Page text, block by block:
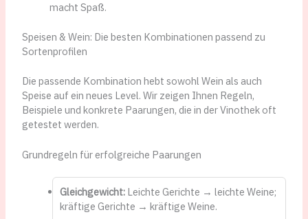
macht Spaß.
Speisen & Wein: Die besten Kombinationen passend zu
Sortenprofilen
Die passende Kombination hebt sowohl Wein als auch
Speise auf ein neues Level. Wir zeigen Ihnen Regeln,
Beispiele und konkrete Paarungen, die in der Vinothek oft
getestet werden.
Grundregeln für erfolgreiche Paarungen
Gleichgewicht:Leichte Gerichte → leichte Weine;
kräftige Gerichte → kräftige Weine.